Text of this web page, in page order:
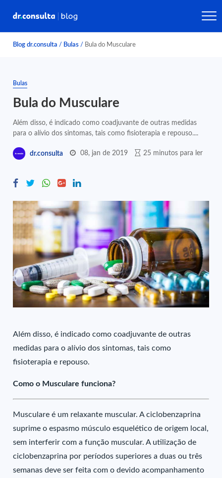
Blog dr.consulta / Bulas / Bula do Musculare
Bulas
Bula do Musculare
Além disso, é indicado como coadjuvante de outras medidas
para o alívio dos sintomas, tais como fisioterapia e repouso....
dr.consulta 08, jan de 2019 25 minutos para ler
Além disso, é indicado como coadjuvante de outras
medidas para o alívio dos sintomas, tais como
fisioterapia e repouso.
Como o Musculare funciona?
Musculare é um relaxante muscular. A ciclobenzaprina
suprime o espasmo músculo esquelético de origem local,
sem interferir com a função muscular. A utilização de
ciclobenzaprina por períodos superiores a duas ou três
semanas deve ser feita com o devido acompanhamento